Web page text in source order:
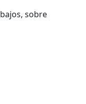
sobre